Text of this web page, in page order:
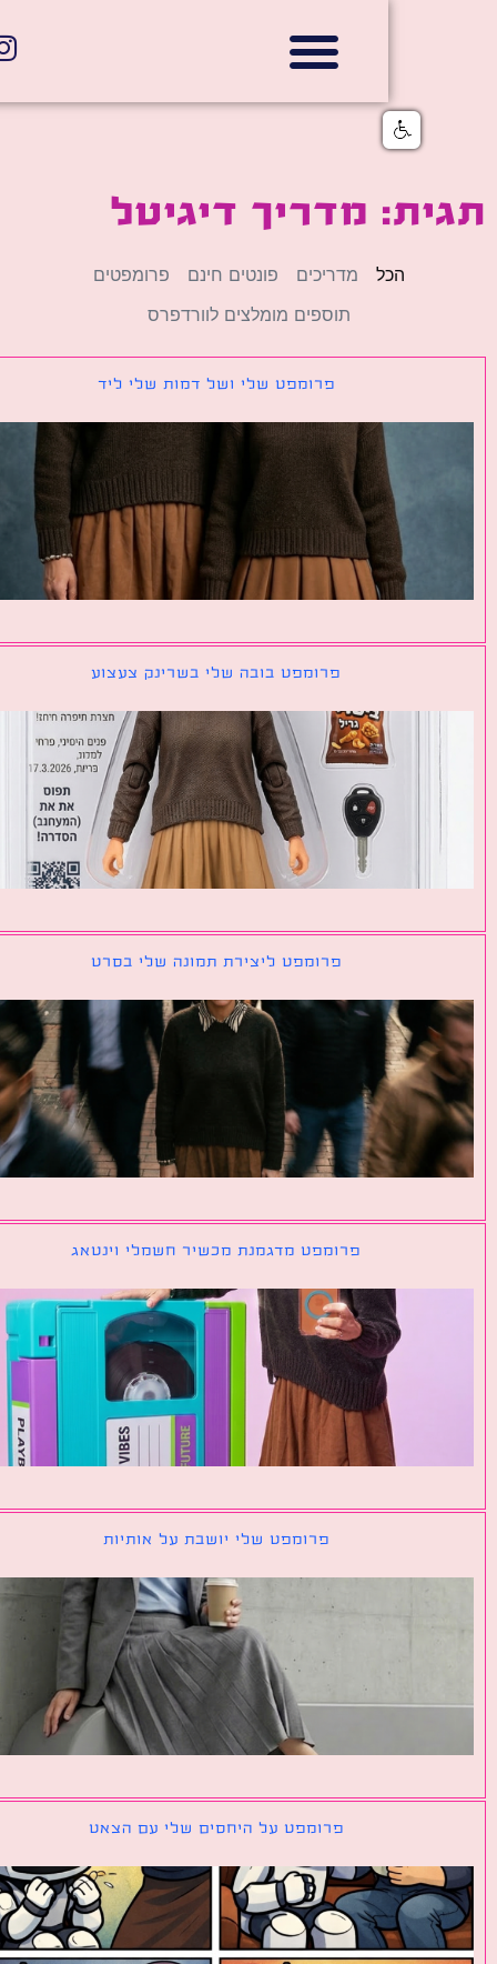
מדריך דיגיטל
מדריכים פונטים חינם
פרומפטים
תוספים מומלצים לוורדפרס
פרומפט שלי ושל דמות שלי ליד
פרומפט בובה שלי בשרינק צעצוע
פרומפט ליצירת תמונה שלי בסרט
פרומפט מדגמנת מכשיר חשמלי וינטאג
פרומפט שלי יושבת על אותיות
פרומפט על היחסים שלי עם הצאט